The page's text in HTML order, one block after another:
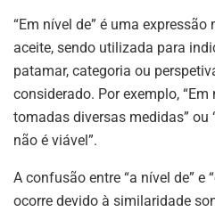
“Em nível de” é uma
aceite, sendo utilizada para
patamar, categoria ou
considerado. Por exemplo,
tomadas diversas medidas” ou
não é viável”.
A confusão entre “a nível de” e
ocorre devido à similaridade